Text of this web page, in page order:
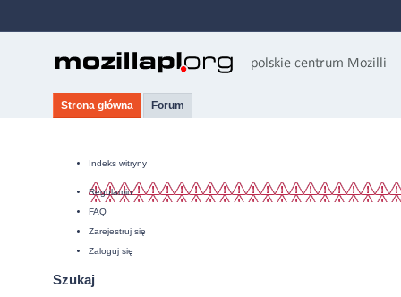
Strona główna Forum
Indeks witryny
Regulamin
FAQ
Zarejestruj się
Zaloguj się
Szukaj